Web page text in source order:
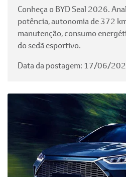
Conheça o BYD Seal 2026.
potência, autonomia de 372
manutenção, consumo
do sedã esportivo.
Data da postagem: 17/06/